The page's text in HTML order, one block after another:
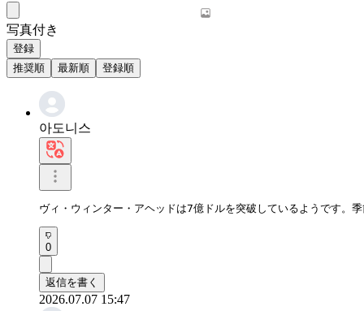
写真付き
登録
推奨順
最新順 登録順
아도니스
ヴィ・ウィンター・アヘッドは7億ドルを突破しているようです。
0
返信を書く
2026.07.07 15:47